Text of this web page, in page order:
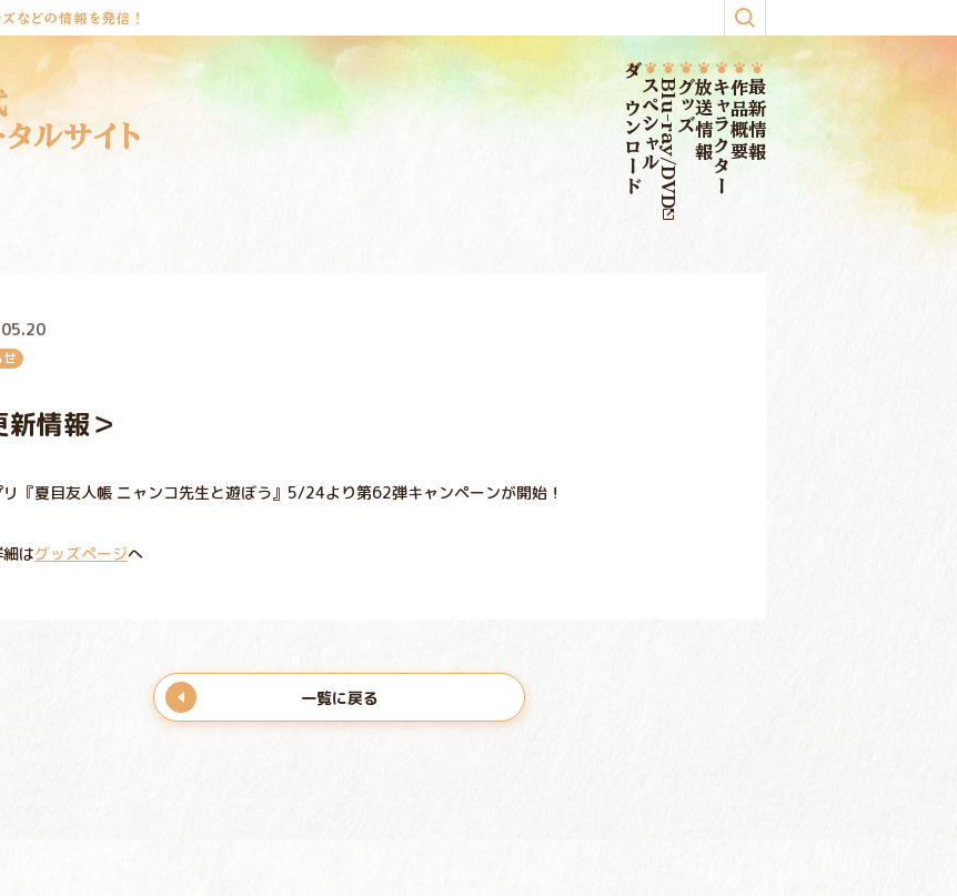
ズなどの情報を発信！
ルサイト
ダウンロードスペシャルBlu-ray/DVDグッズ放送情報キャラクター作品概要最新情報
新情報＞
リ『夏目友人帳 ニャンコ先生と遊ぼう』5/24より第62弾キャンペーンが開始！
細はグッズページへ
一覧に戻る